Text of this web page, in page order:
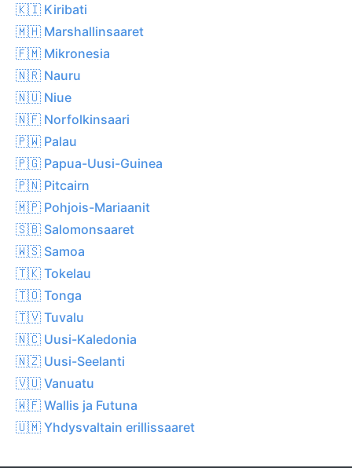
🇰🇮 Kiribati
🇲🇭 Marshallinsaaret
🇫🇲 Mikronesia
🇳🇷 Nauru
🇳🇺 Niue
🇳🇫 Norfolkinsaari
🇵🇼 Palau
🇵🇬 Papua-Uusi-Guinea
🇵🇳 Pitcairn
🇲🇵 Pohjois-Mariaanit
🇸🇧 Salomonsaaret
🇼🇸 Samoa
🇹🇰 Tokelau
🇹🇴 Tonga
🇹🇻 Tuvalu
🇳🇨 Uusi-Kaledonia
🇳🇿 Uusi-Seelanti
🇻🇺 Vanuatu
🇼🇫 Wallis ja Futuna
🇺🇲 Yhdysvaltain erillissaaret